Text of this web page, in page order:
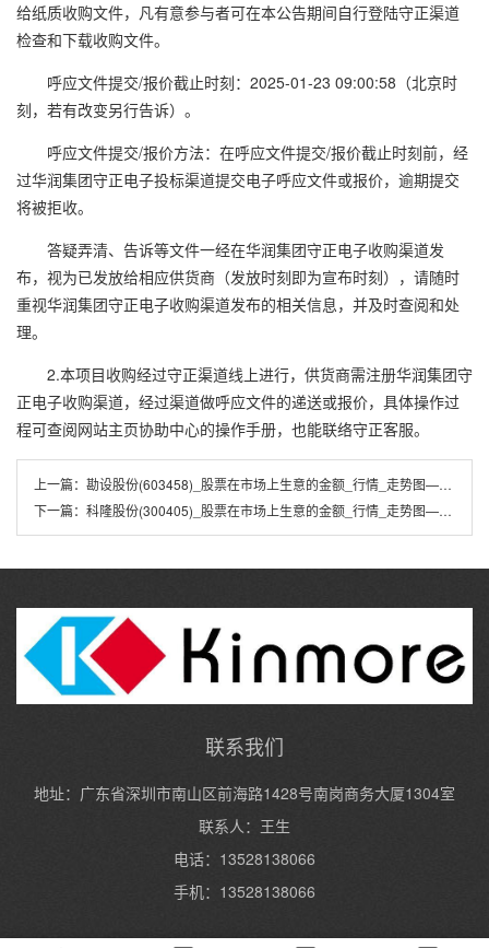
给纸质收购文件，凡有意参与者可在本公告期间自行登陆守正渠道
检查和下载收购文件。
呼应文件提交/报价截止时刻：2025-01-23 09:00:58（北京时
刻，若有改变另行告诉）。
呼应文件提交/报价方法：在呼应文件提交/报价截止时刻前，经
过华润集团守正电子投标渠道提交电子呼应文件或报价，逾期提交
将被拒收。
答疑弄清、告诉等文件一经在华润集团守正电子收购渠道发
布，视为已发放给相应供货商（发放时刻即为宣布时刻），请随时
重视华润集团守正电子收购渠道发布的相关信息，并及时查阅和处
理。
2.本项目收购经过守正渠道线上进行，供货商需注册华润集团守
正电子收购渠道，经过渠道做呼应文件的递送或报价，具体操作过
程可查阅网站主页协助中心的操作手册，也能联络守正客服。
上一篇： 勘设股份(603458)_股票在市场上生意的金额_行情_走势图—东方财富网
下一篇： 科隆股份(300405)_股票在市场上生意的金额_行情_走势图—东方财富网
联系我们
地址：广东省深圳市南山区前海路1428号南岗商务大厦1304室
联系人：王生
电话：13528138066
手机：13528138066